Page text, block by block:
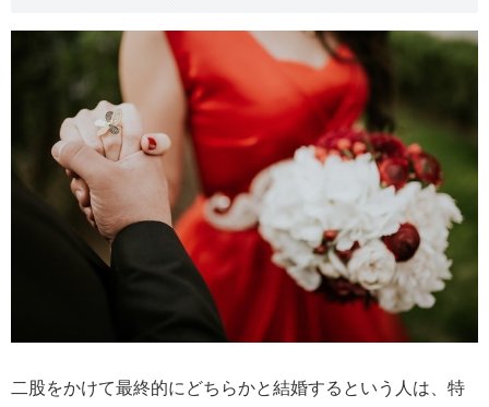
二股をかけて最終的にどちらかと結婚するという人は、特